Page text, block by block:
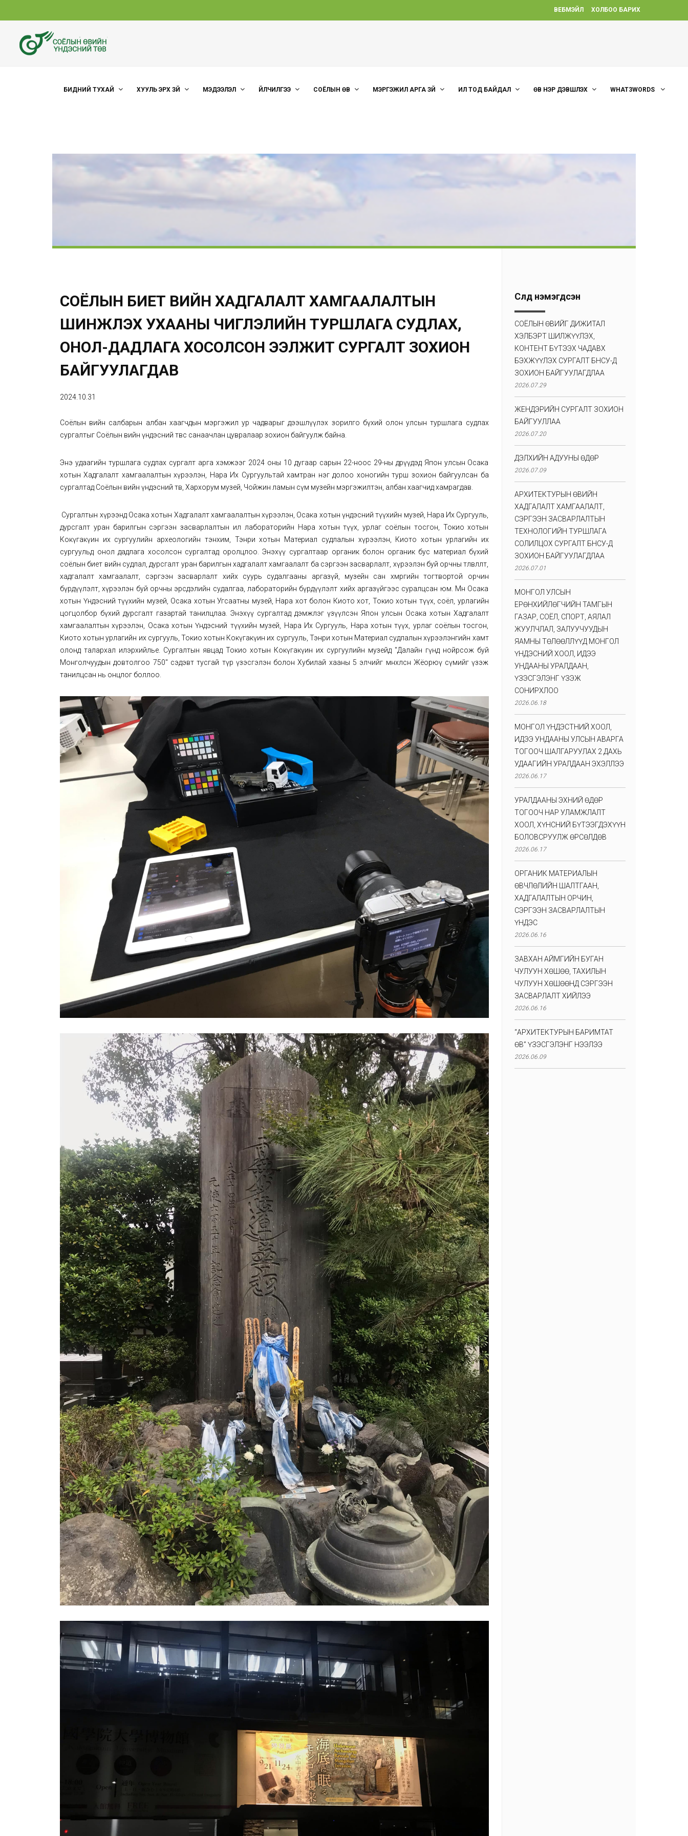
ВЕБМЭЙЛ ХОЛБОО БАРИХ
БИДНИЙ ТУХАЙ ХУУЛЬ ЭРХ ЗҮЙ МЭДЭЭЛЭЛ ҮЙЛЧИЛГЭЭ СОЁЛЫН ӨВ МЭРГЭЖИЛ АРГА ЗҮЙ ИЛ ТОД БАЙДАЛ ӨВ НЭР ДЭВШҮҮЛЭХ WHAT3WORDS
СОЁЛЫН БИЕТ ӨВИЙН ХАДГАЛАЛТ ХАМГААЛАЛТЫН
ШИНЖЛЭХ УХААНЫ ЧИГЛЭЛИЙН ТУРШЛАГА СУДЛАХ,
ОНОЛ-ДАДЛАГА ХОСОЛСОН ЭЭЛЖИТ СУРГАЛТ ЗОХИОН
БАЙГУУЛАГДАВ
2024.10.31
Соёлын өвийн салбарын албан хаагчдын мэргэжил ур чадварыг дээшлүүлэх зорилго бүхий олон улсын туршлага судлах
сургалтыг Соёлын өвийн үндэсний төвөөс санаачлан цувралаар зохион байгуулж байна.
Энэ удаагийн туршлага судлах сургалт арга хэмжээг 2024 оны 10 дугаар сарын 22-ноос 29-ны өдрүүдэд Япон улсын Осака
хотын Хадгалалт хамгаалалтын хүрээлэн, Нара Их Сургуультай хамтран нэг долоо хоногийн турш зохион байгуулсан ба
сургалтад Соёлын өвийн үндэсний төв, Хархорум музей, Чойжин ламын сүм музейн мэргэжилтэн, албан хаагчид хамрагдав.
Сургалтын хүрээнд Осака хотын Хадгалалт хамгаалалтын хүрээлэн, Осака хотын үндэсний түүхийн музей, Нара Их Сургууль,
дурсгалт уран барилгын сэргээн засварлалтын ил лабораторийн Нара хотын түүх, урлаг соёлын тосгон, Токио хотын
Кокүгакүин их сургуулийн археологийн тэнхим, Тэнри хотын Материал судлалын хүрээлэн, Киото хотын урлагийн их
сургуульд онол дадлага хосолсон сургалтад оролцлоо. Энэхүү сургалтаар органик болон органик бус материал бүхий
соёлын биет өвийн судлал, дурсгалт уран барилгын хадгалалт хамгаалалт ба сэргээн засварлалт, хүрээлэн буй орчны төлөвлөлт,
хадгалалт хамгаалалт, сэргээн засварлалт хийх суурь судалгааны аргазүй, музейн сан хөмрөгийн тогтвортой орчин
бүрдүүлэлт, хүрээлэн буй орчны эрсдэлийн судалгаа, лабораторийн бүрдүүлэлт хийх аргазүйгээс суралцсан юм. Мөн Осака
хотын Үндэсний түүхийн музей, Осака хотын Угсаатны музей, Нара хот болон Киото хот, Токио хотын түүх, соёл, урлагийн
цогцолбор бүхий дурсгалт газартай танилцлаа. Энэхүү сургалтад дэмжлэг үзүүлсэн Япон улсын Осака хотын Хадгалалт
хамгаалалтын хүрээлэн, Осака хотын Үндэсний түүхийн музей, Нара Их Сургууль, Нара хотын түүх, урлаг соёлын тосгон,
Киото хотын урлагийн их сургууль, Токио хотын Кокүгакүин их сургууль, Тэнри хотын Материал судлалын хүрээлэнгийн хамт
олонд талархал илэрхийлье. Сургалтын явцад Токио хотын Кокүгакүин их сургуулийн музейд "Далайн гүнд нойрсож буй
Монголчуудын довтолгоо 750" сэдэвт тусгай түр үзэсгэлэн болон Хубилай хааны 5 элчийг мөнхөлсөн Жёорюү сүмийг үзэж
танилцсан нь онцлог боллоо.
Сүүлд нэмэгдсэн
СОЁЛЫН ӨВИЙГ ДИЖИТАЛ
ХЭЛБЭРТ ШИЛЖҮҮЛЭХ,
КОНТЕНТ БҮТЭЭХ ЧАДАВХ
БЭХЖҮҮЛЭХ СУРГАЛТ БНСУ-Д
ЗОХИОН БАЙГУУЛАГДЛАА
2026.07.29
ЖЕНДЭРИЙН СУРГАЛТ ЗОХИОН
БАЙГУУЛЛАА
2026.07.20
ДЭЛХИЙН АДУУНЫ ӨДӨР
2026.07.09
АРХИТЕКТУРЫН ӨВИЙН
ХАДГАЛАЛТ ХАМГААЛАЛТ,
СЭРГЭЭН ЗАСВАРЛАЛТЫН
ТЕХНОЛОГИЙН ТУРШЛАГА
СОЛИЛЦОХ СУРГАЛТ БНСУ-Д
ЗОХИОН БАЙГУУЛАГДЛАА
2026.07.01
МОНГОЛ УЛСЫН
ЕРӨНХИЙЛӨГЧИЙН ТАМГЫН
ГАЗАР, СОЁЛ, СПОРТ, АЯЛАЛ
ЖУУЛЧЛАЛ, ЗАЛУУЧУУДЫН
ЯАМНЫ ТӨЛӨӨЛЛҮҮД МОНГОЛ
ҮНДЭСНИЙ ХООЛ, ИДЭЭ
УНДААНЫ УРАЛДААН,
ҮЗЭСГЭЛЭНГ ҮЗЭЖ
СОНИРХЛОО
2026.06.18
МОНГОЛ ҮНДЭСТНИЙ ХООЛ,
ИДЭЭ УНДААНЫ УЛСЫН АВАРГА
ТОГООЧ ШАЛГАРУУЛАХ 2 ДАХЬ
УДААГИЙН УРАЛДААН ЭХЭЛЛЭЭ
2026.06.17
УРАЛДААНЫ ЭХНИЙ ӨДӨР
ТОГООЧ НАР УЛАМЖЛАЛТ
ХООЛ, ХҮНСНИЙ БҮТЭЭГДЭХҮҮН
БОЛОВСРУУЛЖ ӨРСӨЛДӨВ
2026.06.17
ОРГАНИК МАТЕРИАЛЫН
ӨВЧЛӨЛИЙН ШАЛТГААН,
ХАДГАЛАЛТЫН ОРЧИН,
СЭРГЭЭН ЗАСВАРЛАЛТЫН
ҮНДЭС
2026.06.16
ЗАВХАН АЙМГИЙН БУГАН
ЧУЛУУН ХӨШӨӨ, ТАХИЛЫН
ЧУЛУУН ХӨШӨӨНД СЭРГЭЭН
ЗАСВАРЛАЛТ ХИЙЛЭЭ
2026.06.16
“АРХИТЕКТУРЫН БАРИМТАТ
ӨВ” ҮЗЭСГЭЛЭНГ НЭЭЛЭЭ
2026.06.09